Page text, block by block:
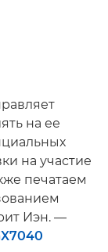
на ее
на участие
печатаем
Иэн. —